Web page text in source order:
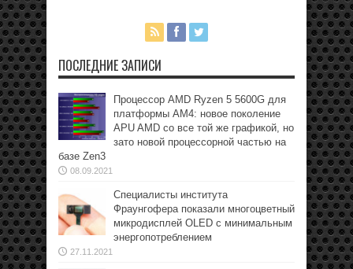
ПОСЛЕДНИЕ ЗАПИСИ
Процессор AMD Ryzen 5 5600G для
платформы АМ4: новое поколение
APU AMD со все той же графикой, но
зато новой процессорной частью на
базе Zen3
08.09.2021
Специалисты института
Фраунгофера показали многоцветный
микродисплей OLED с минимальным
энергопотреблением
27.11.2021